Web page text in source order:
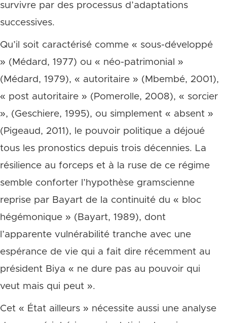
survivre par des processus d’adaptations
successives.
Qu’il soit caractérisé comme « sous-développé
» (Médard, 1977) ou « néo-patrimonial »
(Médard, 1979), « autoritaire » (Mbembé, 2001),
« post autoritaire » (Pomerolle, 2008), « sorcier
», (Geschiere, 1995), ou simplement « absent »
(Pigeaud, 2011), le pouvoir politique a déjoué
tous les pronostics depuis trois décennies. La
résilience au forceps et à la ruse de ce régime
semble conforter l’hypothèse gramscienne
reprise par Bayart de la continuité du « bloc
hégémonique » (Bayart, 1989), dont
l’apparente vulnérabilité tranche avec une
espérance de vie qui a fait dire récemment au
président Biya « ne dure pas au pouvoir qui
veut mais qui peut ».
Cet « État ailleurs » nécessite aussi une analyse